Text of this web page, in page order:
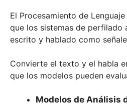
El Procesamiento de
que los sistemas de perfilado
escrito y hablado como
Convierte el texto y el habla
que los modelos pueden
Modelos de Análisis